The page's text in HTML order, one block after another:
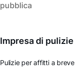
pubblica
Impresa di pulizie
Pulizie per affitti a breve